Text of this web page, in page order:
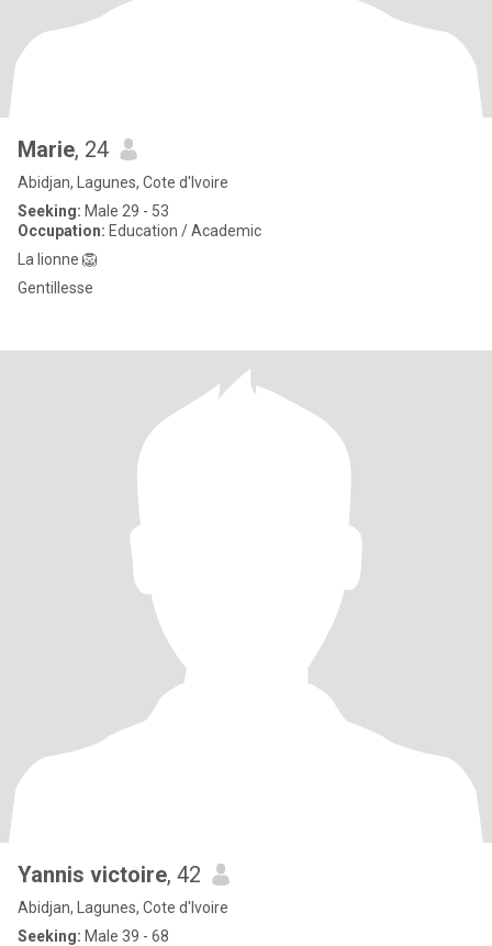
Marie, 24
Abidjan, Lagunes, Cote d'Ivoire
Seeking: Male 29 - 53
Occupation: Education / Academic
La lionne 🦁
Gentillesse
Yannis victoire, 42
Abidjan, Lagunes, Cote d'Ivoire
Seeking: Male 39 - 68